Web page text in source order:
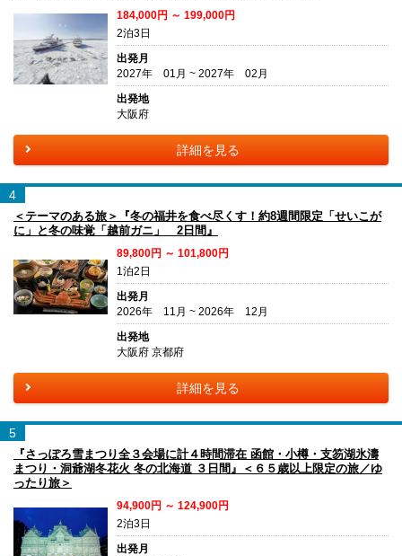
184,000円 ～ 199,000円
2泊3日
出発月
2027年 01月 ~ 2027年 02月
出発地
大阪府
詳細を見る
4
＜テーマのある旅＞『冬の福井を食べ尽くす！約8週間限定「せいこが
に」と冬の味覚「越前ガニ」 2日間』
89,800円 ～ 101,800円
1泊2日
出発月
2026年 11月 ~ 2026年 12月
出発地
大阪府 京都府
詳細を見る
5
『さっぽろ雪まつり全３会場に計４時間滞在 函館・小樽・支笏湖氷濤
まつり・洞爺湖冬花火 冬の北海道 ３日間』＜６５歳以上限定の旅／ゆ
ったり旅＞
94,900円 ～ 124,900円
2泊3日
出発月